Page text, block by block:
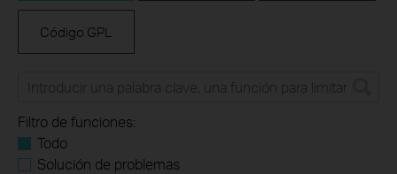
Código GPL
Filtro de funciones:
Todo
Solución de problemas